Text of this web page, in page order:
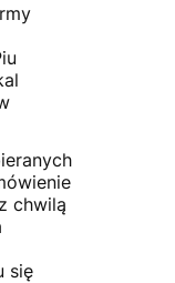
chwilą
się